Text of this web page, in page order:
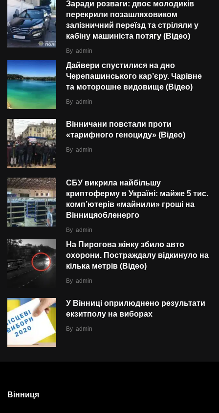
Заради розваги: двоє молодиків
перекрили позашляховиком
залізничний переїзд та стріляли у
кабіну машиніста потягу (Відео)
By admin
Дайвери спустилися на дно
Черепашинського кар’єру. Чарівне
та моторошне видовище (Відео)
By admin
Вінничани повстали проти
«тарифного геноциду» (Відео)
By admin
СБУ викрила найбільшу
криптоферму в Україні: майже 5 тис.
комп’ютерів «майнили» гроші на
Вінницяобленерго
By admin
На Пирогова жінку збило авто
охорони. Постраждалу відкинуло на
кілька метрів (Відео)
By admin
У Вінниці оприлюднено результати
екзитполу на виборах
By admin
Вінниця